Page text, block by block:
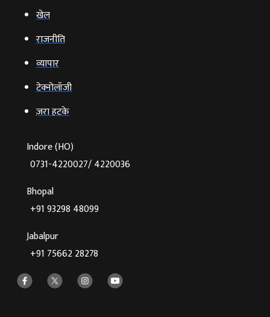
खेल
राजनीति
व्‍यापार
टेक्‍नोलॉजी
ज़रा हटके
Indore (HO)
0731-4220027/ 4220036
Bhopal
+91 93298 48099
Jabalpur
+91 75662 28278